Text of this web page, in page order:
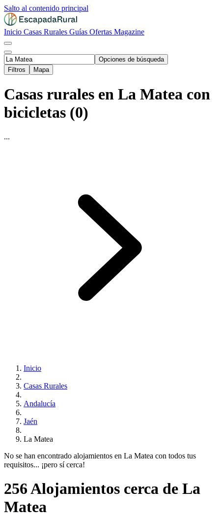
Salto al contenido principal
Inicio Casas Rurales Guías Ofertas Magazine
Opciones de búsqueda
Filtros
Mapa
Casas rurales en La Matea con
bicicletas (0)
...
Inicio
Casas Rurales
Andalucía
Jaén
La Matea
No se han encontrado alojamientos en La Matea con todos tus
requisitos... ¡pero sí cerca!
256 Alojamientos cerca de La
Matea